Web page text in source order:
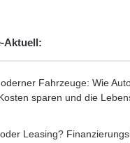
Aktuell:
Fahrzeuge: Wie
sparen und die
Leasing?